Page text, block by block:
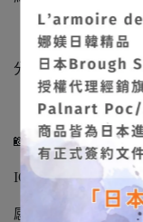
「娜媄日韓精品」
分享這份細緻、溫
📸 作品實拍不定期
IG/FB：
感受飾品在光影下